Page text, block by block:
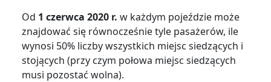
Od 1 czerwca 2020 r. w każdym pojeździe może
znajdować się równocześnie tyle pasażerów, ile
wynosi 50% liczby wszystkich miejsc siedzących i
stojących (przy czym połowa miejsc siedzących
musi pozostać wolna).